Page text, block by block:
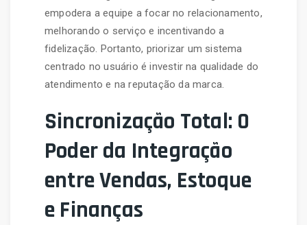
empodera a equipe a focar no relacionamento,
melhorando o serviço e incentivando a
fidelização. Portanto, priorizar um sistema
centrado no usuário é investir na qualidade do
atendimento e na reputação da marca.
Sincronização Total: O
Poder da Integração
entre Vendas, Estoque
e Finanças